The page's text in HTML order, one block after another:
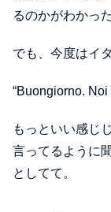
るのかがわかっ
でも、今度はイ
“Buongiorno.
もっといい感じ
言ってるように
としてて。